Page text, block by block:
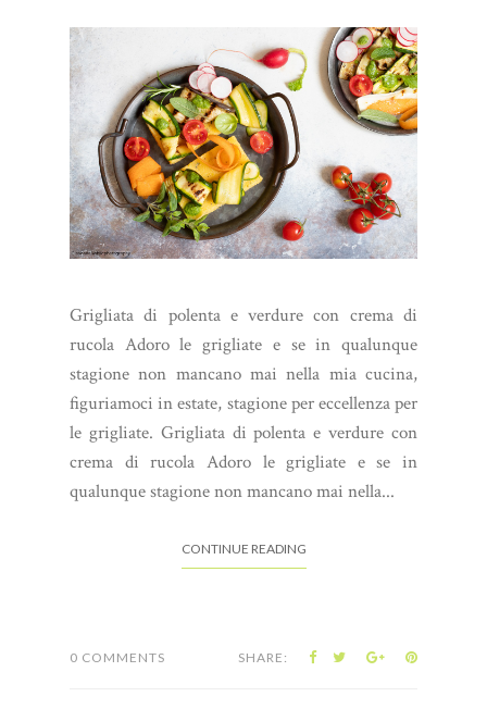
Grigliata di polenta e verdure con crema di
rucola Adoro le grigliate e se in qualunque
stagione non mancano mai nella mia cucina,
figuriamoci in estate, stagione per eccellenza per
le grigliate. Grigliata di polenta e verdure con
crema di rucola Adoro le grigliate e se in
qualunque stagione non mancano mai nella...
CONTINUE READING
0 COMMENTS SHARE: